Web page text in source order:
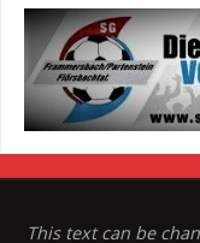
This text can be